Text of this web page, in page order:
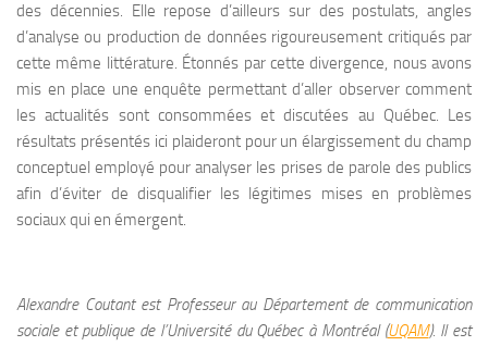
des décennies. Elle repose d’ailleurs sur des postulats, angles
d’analyse ou production de données rigoureusement critiqués par
cette même littérature. Étonnés par cette divergence, nous avons
mis en place une enquête permettant d’aller observer comment
les actualités sont consommées et discutées au Québec. Les
résultats présentés ici plaideront pour un élargissement du champ
conceptuel employé pour analyser les prises de parole des publics
afin d’éviter de disqualifier les légitimes mises en problèmes
sociaux qui en émergent.
Alexandre Coutant est Professeur au Département de communication
sociale et publique de l’Université du Québec à Montréal (UQAM). Il est